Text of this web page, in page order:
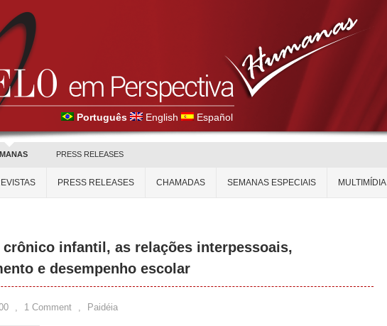
Português English Español
PRESS RELEASES
PRESS RELEASES CHAMADAS SEMANAS ESPECIAIS MULTIMÍDIA
crônico infantil, as relações interpessoais,
e desempenho escolar
, 1 Comment , Paidéia